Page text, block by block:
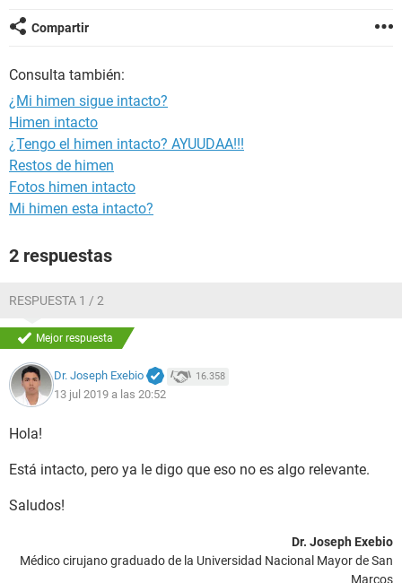
Compartir
Consulta también:
¿Mi himen sigue intacto?
Himen intacto
¿Tengo el himen intacto? AYUUDAA!!!
Restos de himen
Fotos himen intacto
Mi himen esta intacto?
2 respuestas
RESPUESTA 1 / 2
Mejor respuesta
Dr. Joseph Exebio 16.358
13 jul 2019 a las 20:52
Hola!
Está intacto, pero ya le digo que eso no es algo relevante.
Saludos!
Dr. Joseph Exebio
Médico cirujano graduado de la Universidad Nacional Mayor de San
Marcos